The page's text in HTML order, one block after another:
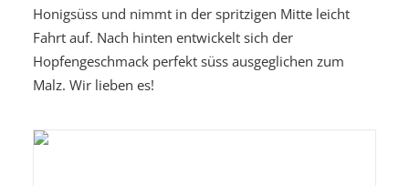
Honigsüss und nimmt in der spritzigen Mitte leicht
Fahrt auf. Nach hinten entwickelt sich der
Hopfengeschmack perfekt süss ausgeglichen zum
Malz. Wir lieben es!